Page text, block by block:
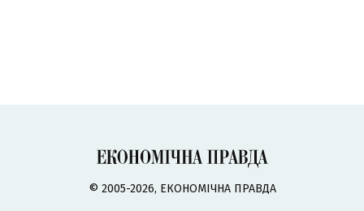
© 2005-2026, ЕКОНОМІЧНА ПРАВДА